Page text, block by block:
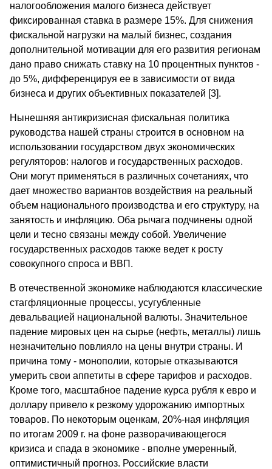
налогообложения малого бизнеса действует
фиксированная ставка в размере 15%. Для снижения
фискальной нагрузки на малый бизнес, создания
дополнительной мотивации для его развития регионам
дано право снижать ставку на 10 процентных пунктов -
до 5%, дифференцируя ее в зависимости от вида
бизнеса и других объективных показателей [3].
Нынешняя антикризисная фискальная политика
руководства нашей страны строится в основном на
использовании государством двух экономических
регуляторов: налогов и государственных расходов.
Они могут применяться в различных сочетаниях, что
дает множество вариантов воздействия на реальный
объем национального производства и его структуру, на
занятость и инфляцию. Оба рычага подчинены одной
цели и тесно связаны между собой. Увеличение
государственных расходов также ведет к росту
совокупного спроса и ВВП.
В отечественной экономике наблюдаются классические
стагфляционные процессы, усугубленные
девальвацией национальной валюты. Значительное
падение мировых цен на сырье (нефть, металлы) лишь
незначительно повлияло на цены внутри страны. И
причина тому - монополии, которые отказываются
умерить свои аппетиты в сфере тарифов и расходов.
Кроме того, масштабное падение курса рубля к евро и
доллару привело к резкому удорожанию импортных
товаров. По некоторым оценкам, 20%-ная инфляция
по итогам 2009 г. на фоне разворачивающегося
кризиса и спада в экономике - вполне умеренный,
оптимистичный прогноз. Российские власти